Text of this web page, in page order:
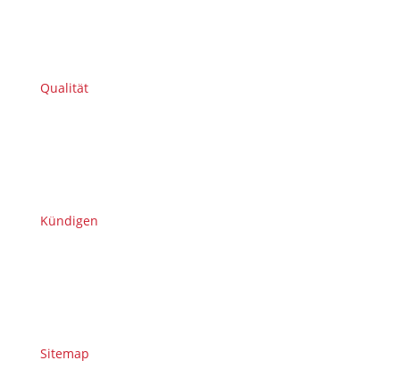
Qualität
Kündigen
Sitemap